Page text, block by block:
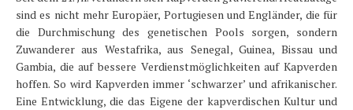
sind es nicht mehr Europäer, Portugiesen und Engländer, die für
die Durchmischung des genetischen Pools sorgen, sondern
Zuwanderer aus Westafrika, aus Senegal, Guinea, Bissau und
Gambia, die auf bessere Verdienstmöglichkeiten auf Kapverden
hoffen. So wird Kapverden immer ‘schwarzer’ und afrikanischer.
Eine Entwicklung, die das Eigene der kapverdischen Kultur und